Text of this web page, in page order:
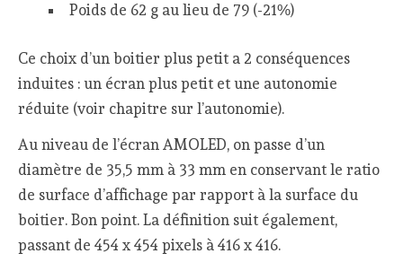
Poids de 62 g au lieu de 79 (-21%)
Ce choix d’un boitier plus petit a 2 conséquences
induites : un écran plus petit et une autonomie
réduite (voir chapitre sur l’autonomie).
Au niveau de l’écran AMOLED, on passe d’un
diamètre de 35,5 mm à 33 mm en conservant le ratio
de surface d’affichage par rapport à la surface du
boitier. Bon point. La définition suit également,
passant de 454 x 454 pixels à 416 x 416.